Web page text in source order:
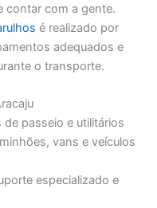
contar com a gente.
é realizado por
adequados e
o transporte.
passeio e utilitários
vans e veículos
especializado e